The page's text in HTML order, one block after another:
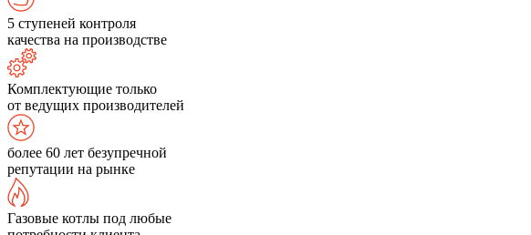
5 ступеней контроля
качества на производстве
Комплектующие только
от ведущих производителей
более 60 лет безупречной
репутации на рынке
Газовые котлы под любые